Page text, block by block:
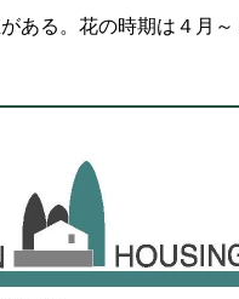
ある。花の時期は４月～